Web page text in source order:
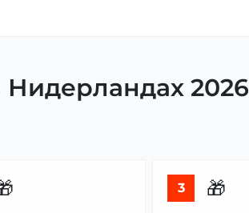
2026
3 🎁